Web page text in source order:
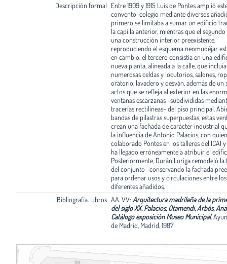
Descripción formal Entre 1909 y 1915 Luis de Pontes amplió
convento-colegio mediante diversos
primero se limitaba a sumar un edificio
la capilla anterior, mientras que el
una construcción interior preexistente,
reproduciendo el esquema neomudéjar
en cambio, el tercero consistía en una
nueva planta, alineada a la calle, que incluía
numerosas celdas y locutorios, salones,
oratorio, lavadero y desván, además de un
actos que se refleja al exterior en las
ventanas escarzanas -subdivididas
tracerías rectilíneas- del piso principal.
bandas de pilastras superpuestas, estas
crean una fachada de carácter industrial
la influencia de Antonio Palacios, con
colaborado Pontes en los talleres del ICAI
ha llegado erróneamente a atribuir el
Posteriormente, Durán Loriga remodeló la
del conjunto -conservando la fachada
para ordenar usos y circulaciones entre los
diferentes añadidos.
Bibliografía. Libros AA. VV: Arquitectura madrileña de la
del siglo XX. Palacios, Otamendi, Arbós,
Catálogo exposición Museo Municipal.
de Madrid, Madrid, 1987